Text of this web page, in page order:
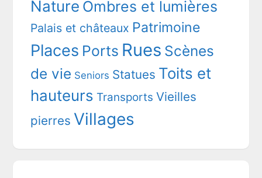
Nature Ombres et lumières
Palais et châteaux Patrimoine
Places Ports Rues Scènes
de vie Seniors Statues Toits et
hauteurs Transports Vieilles
pierres Villages